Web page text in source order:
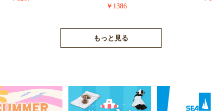
￥1386
もっと見る